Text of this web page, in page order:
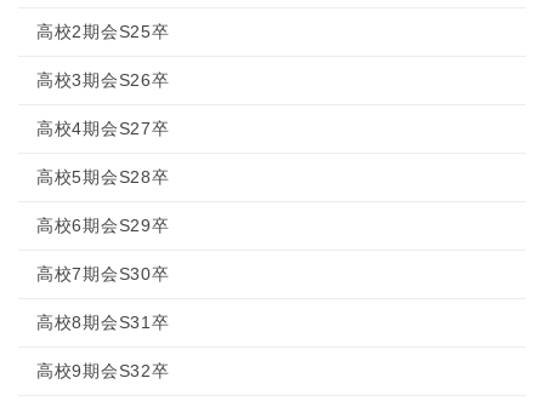
高校2期会S25卒
高校3期会S26卒
高校4期会S27卒
高校5期会S28卒
高校6期会S29卒
高校7期会S30卒
高校8期会S31卒
高校9期会S32卒